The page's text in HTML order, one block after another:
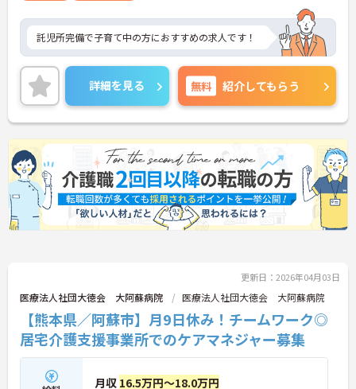
託児所完備で子育て中の方におすすめの求人です！
詳細を見る 無料 紹介してもらう
更新日：2026年04月03日
医療法人社団大徳会 大阿蘇病院 医療法人社団大徳会 大阿蘇病院
【熊本県／阿蘇市】月9日休み！チームワーク◎
居宅介護支援事業所でのケアマネジャー募集
月収 16.5万円～18.0万円